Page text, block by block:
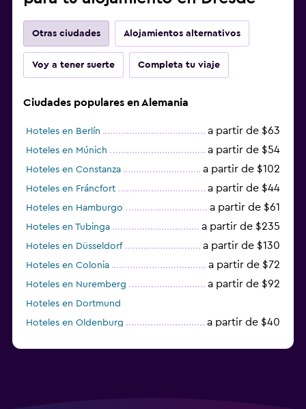
Otras ciudades Alojamientos alternativos
Voy a tener suerte Completa tu viaje
Ciudades populares en Alemania
Hoteles en Berlín a partir de $63
Hoteles en Múnich a partir de $54
Hoteles en Constanza a partir de $102
Hoteles en Fráncfort a partir de $44
Hoteles en Hamburgo a partir de $61
Hoteles en Tubinga a partir de $235
Hoteles en Düsseldorf a partir de $130
Hoteles en Colonia a partir de $72
Hoteles en Nuremberg a partir de $92
Hoteles en Dortmund
Hoteles en Oldenburg
a partir de $40